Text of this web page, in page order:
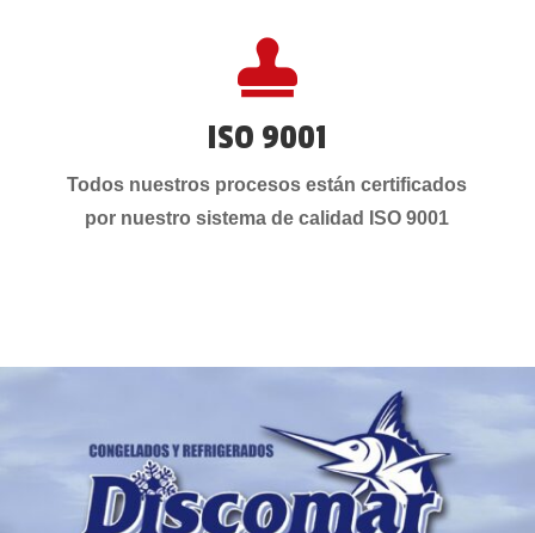

ISO 9001
Todos nuestros procesos están certificados
por nuestro sistema de calidad ISO 9001